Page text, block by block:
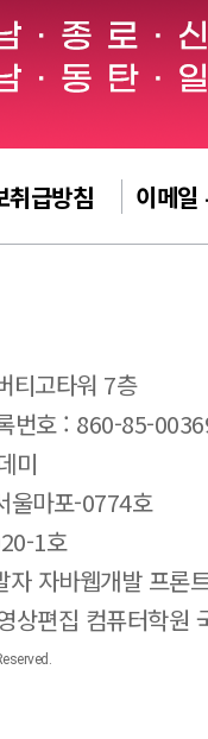
취급방침 이메일
티고타워 7층
번호 : 860-85-
미
울마포-0774호
1호
자바웹개발 프론
상편집 컴퓨터학원